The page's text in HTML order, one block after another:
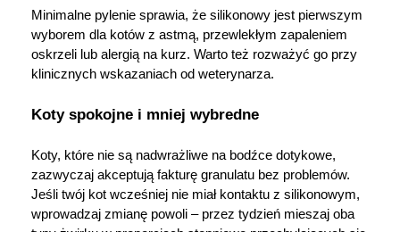
Minimalne pylenie sprawia, że silikonowy jest pierwszym
wyborem dla kotów z astmą, przewlekłym zapaleniem
oskrzeli lub alergią na kurz. Warto też rozważyć go przy
klinicznych wskazaniach od weterynarza.
Koty spokojne i mniej wybredne
Koty, które nie są nadwrażliwe na bodźce dotykowe,
zazwyczaj akceptują fakturę granulatu bez problemów.
Jeśli twój kot wcześniej nie miał kontaktu z silikonowym,
wprowadzaj zmianę powoli – przez tydzień mieszaj oba